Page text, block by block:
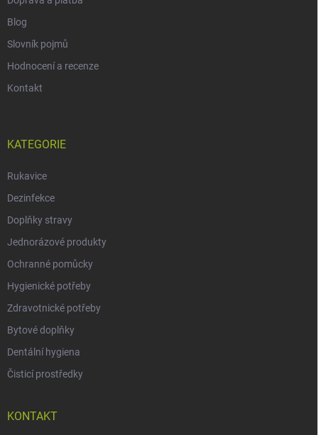
Blog
Slovník pojmů
Hodnocení a recenze
Kontakt
KATEGORIE
Rukavice
Dezinfekce
Doplňky stravy
Jednorázové produkty
Ochranné pomůcky
Hygienické potřeby
Zdravotnické potřeby
Bytové doplňky
Dentální hygiena
Čisticí prostředky
KONTAKT